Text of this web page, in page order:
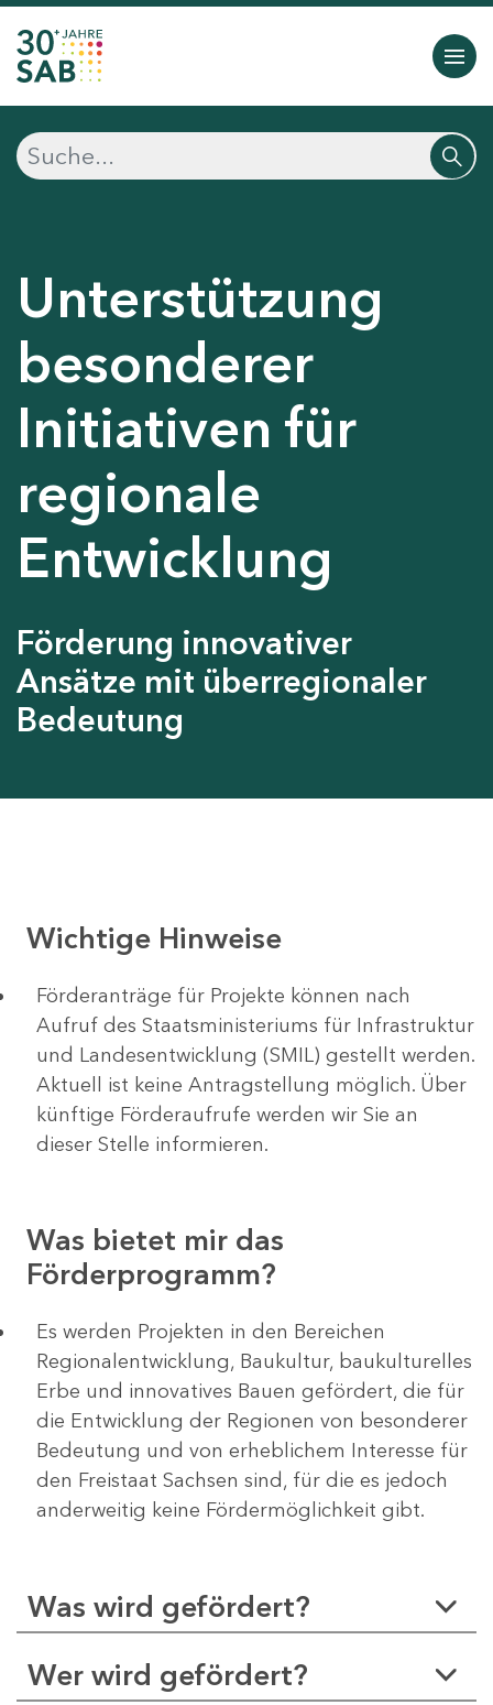
Unterstützung
besonderer
Initiativen für
regionale
Entwicklung
Förderung innovativer
Ansätze mit überregionaler
Bedeutung
Wichtige Hinweise
Förderanträge für Projekte können nach
Aufruf des Staatsministeriums für Infrastruktur
und Landesentwicklung (SMIL) gestellt werden.
Aktuell ist keine Antragstellung möglich. Über
künftige Förderaufrufe werden wir Sie an
dieser Stelle informieren.
Was bietet mir das
Förderprogramm?
Es werden Projekten in den Bereichen
Regionalentwicklung, Baukultur, baukulturelles
Erbe und innovatives Bauen gefördert, die für
die Entwicklung der Regionen von besonderer
Bedeutung und von erheblichem Interesse für
den Freistaat Sachsen sind, für die es jedoch
anderweitig keine Fördermöglichkeit gibt.
Was wird gefördert?
Wer wird gefördert?